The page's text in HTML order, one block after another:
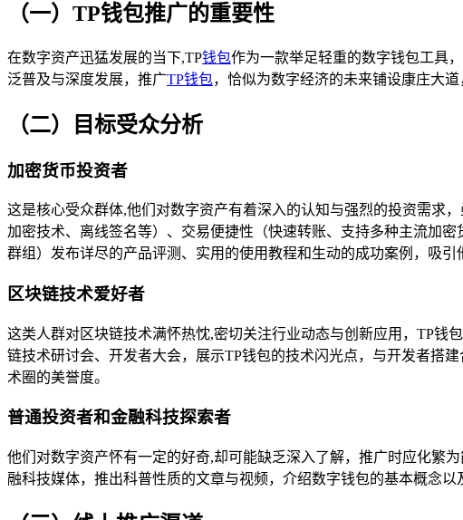
（一）TP钱包推广的重要性
在数字资产迅猛发展的当下,TP钱包作为一款举足轻重的数字钱包工具
泛普及与深度发展，推广TP钱包，恰似为数字经济的未来铺设康庄大
（二）目标受众分析
加密货币投资者
这是核心受众群体,他们对数字资产有着深入的认知与强烈的投资需求
加密技术、离线签名等）、交易便捷性（快速转账、支持多种主流加
群组）发布详尽的产品评测、实用的使用教程和生动的成功案例，吸引
区块链技术爱好者
这类人群对区块链技术满怀热忱,密切关注行业动态与创新应用，TP钱
链技术研讨会、开发者大会，展示TP钱包的技术闪光点，与开发者搭
术圈的美誉度。
普通投资者和金融科技探索者
他们对数字资产怀有一定的好奇,却可能缺乏深入了解，推广时应化繁
融科技媒体，推出科普性质的文章与视频，介绍数字钱包的基本概念以